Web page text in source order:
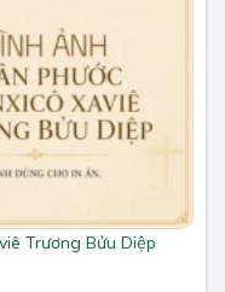
Trương Bửu Diệp